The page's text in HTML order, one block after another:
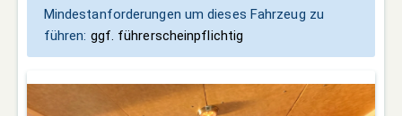
Mindestanforderungen um dieses Fahrzeug zu
führen: ggf. führerscheinpflichtig